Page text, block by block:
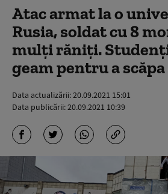
Atac armat la o
Rusia, soldat cu 8
mulți răniți.
geam pentru a
Data actualizării:20.09.2021 15:01
Data publicării:20.09.2021 10:39